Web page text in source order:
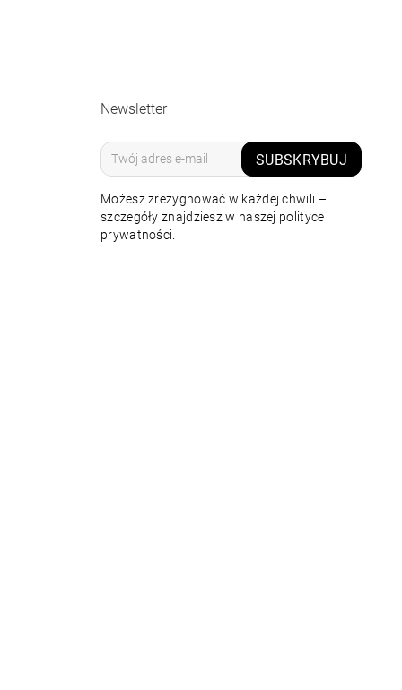
Newsletter
SUBSKRYBUJ
Możesz zrezygnować w każdej chwili –
szczegóły znajdziesz w naszej polityce
prywatności.